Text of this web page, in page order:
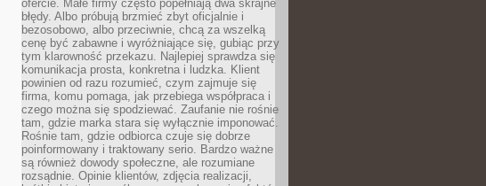
ofercie. Małe firmy często popełniają dwa skrajne
błędy. Albo próbują brzmieć zbyt oficjalnie i
bezosobowo, albo przeciwnie, chcą za wszelką
cenę być zabawne i wyróżniające się, gubiąc przy
tym klarowność przekazu. Najlepiej sprawdza się
komunikacja prosta, konkretna i ludzka. Klient
powinien od razu rozumieć, czym zajmuje się
firma, komu pomaga, jak przebiega współpraca i
czego można się spodziewać. Zaufanie nie rośnie
tam, gdzie marka stara się wyłącznie imponować.
Rośnie tam, gdzie odbiorca czuje się dobrze
poinformowany i traktowany serio. Bardzo ważne
są również dowody społeczne, ale rozumiane
rozsądnie. Opinie klientów, zdjęcia realizacji,